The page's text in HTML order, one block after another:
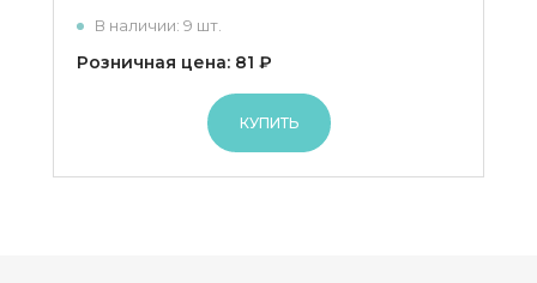
В наличии: 9 шт.
Розничная цена: 81 ₽
КУПИТЬ